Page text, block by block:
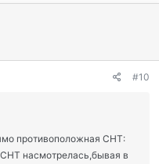
#10
противоположная СНТ:
насмотрелась,бывая в